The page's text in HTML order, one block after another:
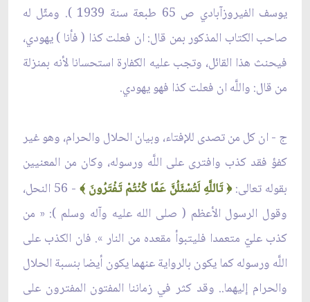
يوسف الفيروزآبادي ص 65 طبعة سنة 1939 ). ومثّل له
صاحب الكتاب المذكور بمن قال: ان فعلت كذا ( فأنا ) يهودي،
فيحنث هذا القائل، وتجب عليه الكفارة استحسانا لأنه بمنزلة
من قال: واللَّه ان فعلت كذا فهو يهودي.
ج - ان كل من تصدى للإفتاء، وبيان الحلال والحرام، وهو غير
كفؤ فقد كذب وافترى على اللَّه ورسوله، وكان من المعنيين
بقوله تعالى:﴿تَاللَّهِ لَتُسْئَلُنَّ عَمَّا كُنْتُمْ تَفْتَرُونَ﴾
- 56 النحل،
وقول الرسول الأعظم ( صلى الله عليه وآله وسلم ): « من
كذب عليّ متعمدا فليتبوأ مقعده من النار ». فان الكذب على
اللَّه ورسوله كما يكون بالرواية عنهما يكون أيضا بنسبة الحلال
والحرام إليهما.. وقد كثر في زماننا المفتون المفترون على